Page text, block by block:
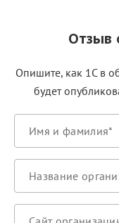
Отзыв
Опишите, как 1С в
будет